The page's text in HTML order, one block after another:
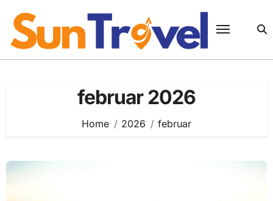
content
februar 2026
Home 2026 februar